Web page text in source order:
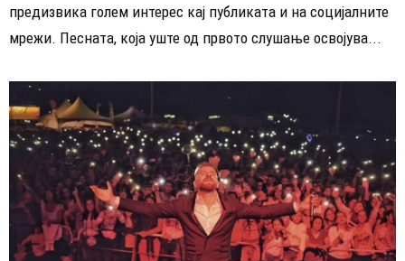
предизвика голем интерес кај публиката и на социјалните
мрежи. Песната, која уште од првото слушање освојува...